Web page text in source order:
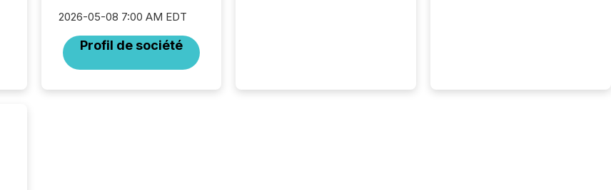
2026-05-08 7:00 AM EDT
Profil de société
generating information. It is